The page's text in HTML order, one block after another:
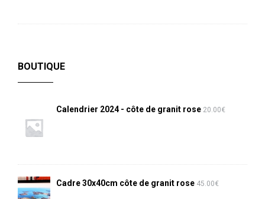
BOUTIQUE
Calendrier 2024 - côte de granit rose 20.00€
Cadre 30x40cm côte de granit rose 45.00€